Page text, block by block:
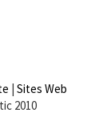
| Sites Web
2010